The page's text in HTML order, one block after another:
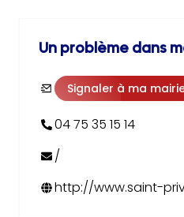
Un problème dans
Signaler à ma
04 75 35 15 14
/
http://www.saint-